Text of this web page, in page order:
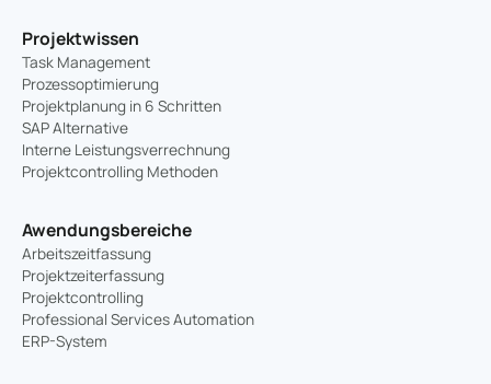
Projektwissen
Task Management
Prozessoptimierung
Projektplanung in 6 Schritten
SAP Alternative
Interne Leistungsverrechnung
Projektcontrolling Methoden
Awendungsbereiche
Arbeitszeitfassung
Projektzeiterfassung
Projektcontrolling
Professional Services Automation
ERP-System